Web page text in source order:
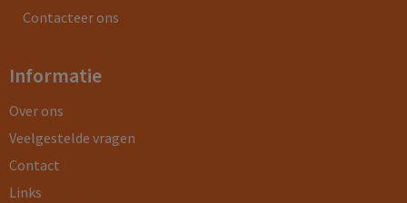
Contacteer ons
Informatie
Over ons
Veelgestelde vragen
Contact
Links